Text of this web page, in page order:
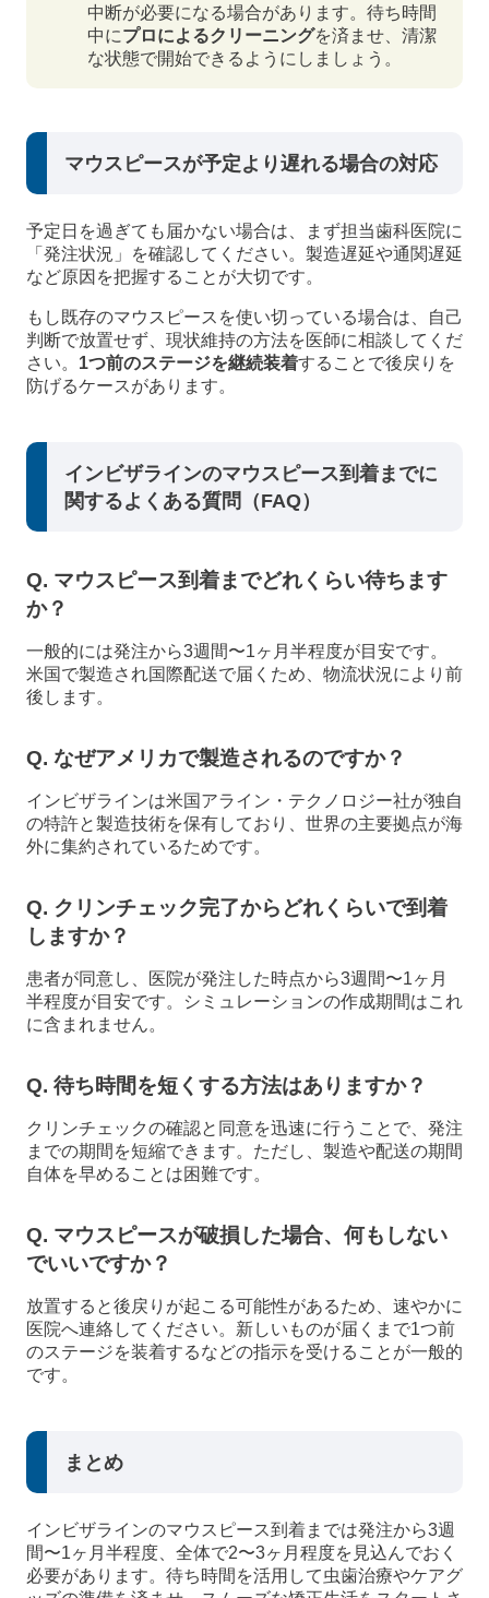
中断が必要になる場合があります。待ち時間
中にプロによるクリーニングを済ませ、清潔
な状態で開始できるようにしましょう。
マウスピースが予定より遅れる場合の対応
予定日を過ぎても届かない場合は、まず担当歯科医院に
「発注状況」を確認してください。製造遅延や通関遅延
など原因を把握することが大切です。
もし既存のマウスピースを使い切っている場合は、自己
判断で放置せず、現状維持の方法を医師に相談してくだ
さい。 1つ前のステージを継続装着することで後戻りを
防げるケースがあります。
インビザラインのマウスピース到着までに
関するよくある質問（FAQ）
Q. マウスピース到着までどれくらい待ちます
か？
一般的には発注から3週間〜1ヶ月半程度が目安です。
米国で製造され国際配送で届くため、物流状況により前
後します。
Q. なぜアメリカで製造されるのですか？
インビザラインは米国アライン・テクノロジー社が独自
の特許と製造技術を保有しており、世界の主要拠点が海
外に集約されているためです。
Q. クリンチェック完了からどれくらいで到着
しますか？
患者が同意し、医院が発注した時点から3週間〜1ヶ月
半程度が目安です。シミュレーションの作成期間はこれ
に含まれません。
Q. 待ち時間を短くする方法はありますか？
クリンチェックの確認と同意を迅速に行うことで、発注
までの期間を短縮できます。ただし、製造や配送の期間
自体を早めることは困難です。
Q. マウスピースが破損した場合、何もしない
でいいですか？
放置すると後戻りが起こる可能性があるため、速やかに
医院へ連絡してください。新しいものが届くまで1つ前
のステージを装着するなどの指示を受けることが一般的
です。
まとめ
インビザラインのマウスピース到着までは発注から3週
間〜1ヶ月半程度、全体で2〜3ヶ月程度を見込んでおく
必要があります。待ち時間を活用して虫歯治療やケアグ